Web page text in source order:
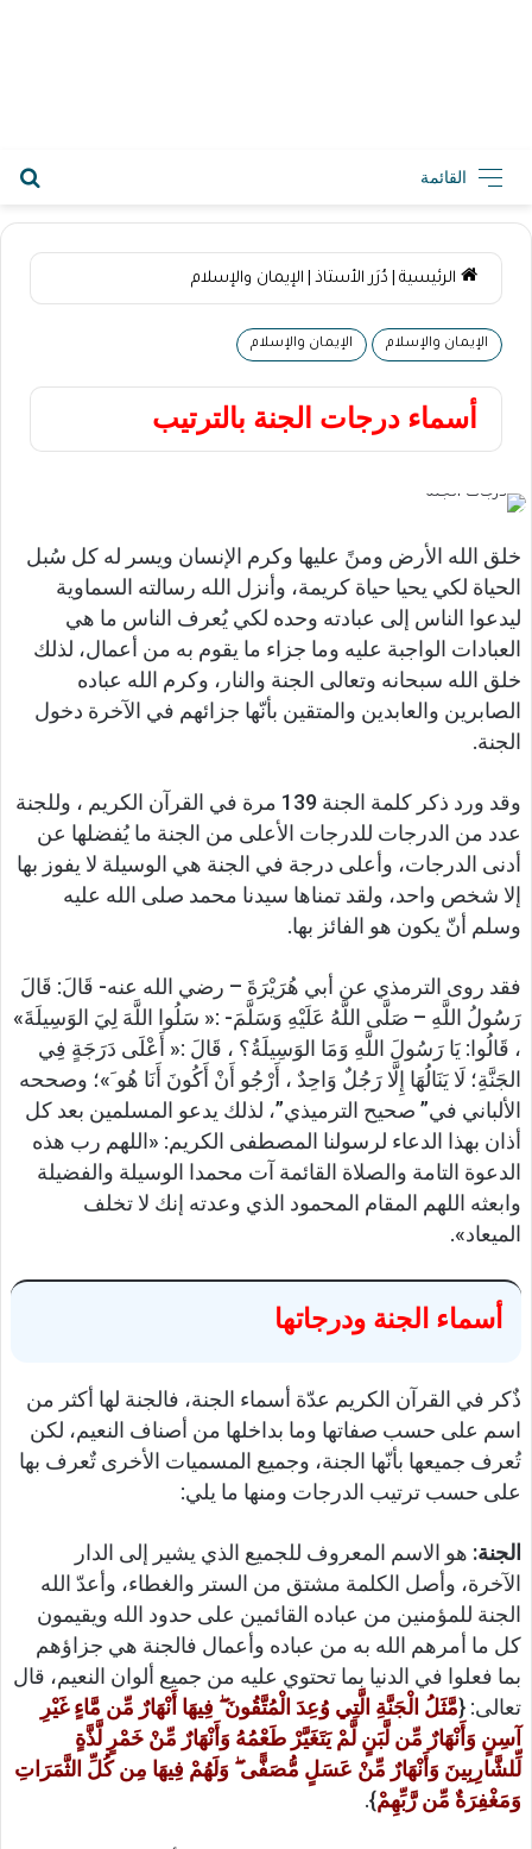
القائمة
الرئيسية دُرَر الأستاذ الإيمان والإسلام
الإيمان والإسلام الإيمان والإسلام
أسماء درجات الجنة بالترتيب
خلق الله الأرض ومنً عليها وكرم الإنسان ويسر له كل سُبل
الحياة لكي يحيا حياة كريمة، وأنزل الله رسالته السماوية
ليدعوا الناس إلى عبادته وحده لكي يُعرف الناس ما هي
العبادات الواجبة عليه وما جزاء ما يقوم به من أعمال، لذلك
خلق الله سبحانه وتعالى الجنة والنار، وكرم الله عباده
الصابرين والعابدين والمتقين بأنّها جزائهم في الآخرة دخول
الجنة.
وقد ورد ذكر كلمة الجنة 139 مرة في القرآن الكريم ، وللجنة
عدد من الدرجات للدرجات الأعلى من الجنة ما يُفضلها عن
أدنى الدرجات، وأعلى درجة في الجنة هي الوسيلة لا يفوز بها
إلا شخص واحد، ولقد تمناها سيدنا محمد صلى الله عليه
وسلم أنّ يكون هو الفائز بها.
فقد روى الترمذي عن أبي هُرَيْرَةَ – رضي الله عنه- قَالَ: قَالَ
رَسُولُ اللَّهِ – صَلَّى اللَّهُ عَلَيْهِ وَسَلَّمَ- :« سَلُوا اللَّهَ لِيَ الوَسِيلَةَ»
، قَالُوا: يَا رَسُولَ اللَّهِ وَمَا الوَسِيلَةُ؟ ، قَالَ :« أَعْلَى دَرَجَةٍ فِي
الجَنَّةِ؛ لَا يَنَالُهَا إِلَّا رَجُلٌ وَاحِدٌ ، أَرْجُو أَنْ أَكُونَ أَنَا هُو َ»؛ وصححه
الألباني في” صحيح الترميذي”، لذلك يدعو المسلمين بعد كل
أذان بهذا الدعاء لرسولنا المصطفى الكريم: «اللهم رب هذه
الدعوة التامة والصلاة القائمة آت محمدا الوسيلة والفضيلة
وابعثه اللهم المقام المحمود الذي وعدته إنك لا تخلف
الميعاد».
أسماء الجنة ودرجاتها
ذٌكر في القرآن الكريم عدّة أسماء الجنة، فالجنة لها أكثر من
اسم على حسب صفاتها وما بداخلها من أصناف النعيم، لكن
تُعرف جميعها بأنّها الجنة، وجميع المسميات الأخرى تٌعرف بها
على حسب ترتيب الدرجات ومنها ما يلي:
الجنة: هو الاسم المعروف للجميع الذي يشير إلى الدار
الآخرة، وأصل الكلمة مشتق من الستر والغطاء، وأعدّ الله
الجنة للمؤمنين من عباده القائمين على حدود الله ويقيمون
كل ما أمرهم الله به من عباده وأعمال فالجنة هي جزاؤهم
بما فعلوا في الدنيا بما تحتوي عليه من جميع ألوان النعيم، قال
تعالى: {مَّثَلُ الْجَنَّةِ الَّتِي وُعِدَ الْمُتَّقُونَ ۖ فِيهَا أَنْهَارٌ مِّن مَّاءٍ غَيْرِ
آسِنٍ وَأَنْهَارٌ مِّن لَّبَنٍ لَّمْ يَتَغَيَّرْ طَعْمُهُ وَأَنْهَارٌ مِّنْ خَمْرٍ لَّذَّةٍ
لِّلشَّارِبِينَ وَأَنْهَارٌ مِّنْ عَسَلٍ مُّصَفًّى ۖ وَلَهُمْ فِيهَا مِن كُلِّ الثَّمَرَاتِ
وَمَغْفِرَةٌ مِّن رَّبِّهِمْ}.